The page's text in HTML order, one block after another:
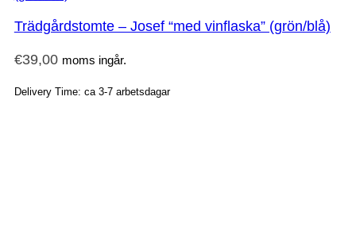
Trädgårdstomte – Josef “med vinflaska” (grön/blå)
€39,00 moms ingår.
Delivery Time: ca 3-7 arbetsdagar